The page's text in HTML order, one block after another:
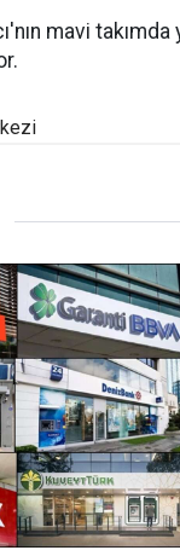
mavi